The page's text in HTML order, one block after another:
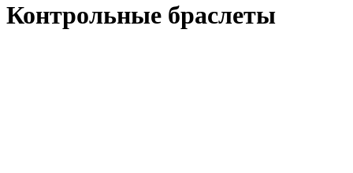
Контрольные браслеты